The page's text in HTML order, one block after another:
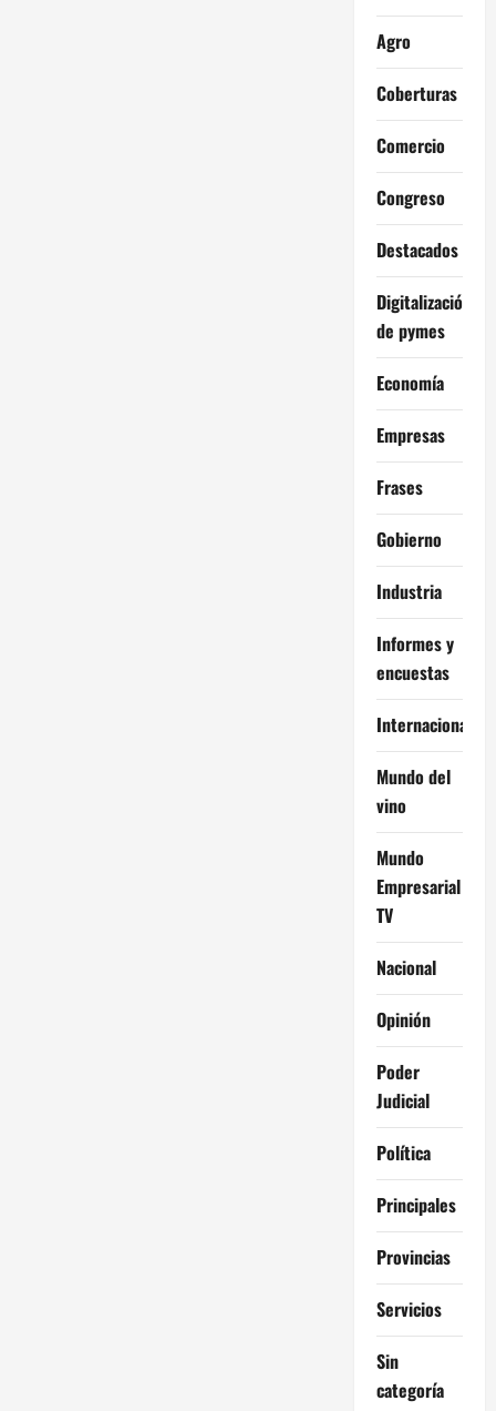
Agro
Coberturas
Comercio
Congreso
Destacados
Digitalización
de pymes
Economía
Empresas
Frases
Gobierno
Industria
Informes y
encuestas
Internacional
Mundo del
vino
Mundo
Empresarial
TV
Nacional
Opinión
Poder
Judicial
Política
Principales
Provincias
Servicios
Sin
categoría